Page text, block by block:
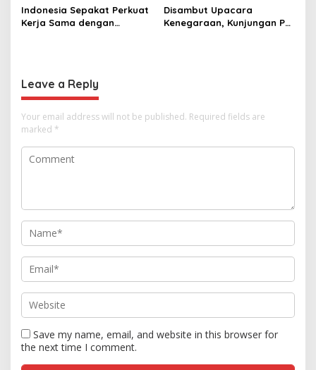
Indonesia Sepakat Perkuat
Kerja Sama dengan
Disambut Upacara
Kenegaraan, Kunjungan PM
Leave a Reply
Your email address will not be published. Required fields are
marked *
Save my name, email, and website in this browser for
the next time I comment.